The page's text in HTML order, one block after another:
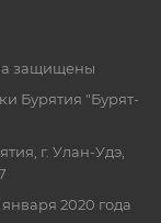
защищены
Бурятия "Бурят-
г. Улан-Удэ,
2020 года